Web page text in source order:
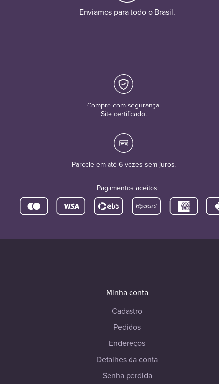
Enviamos para todo o Brasil.
Compre com segurança.
Site certificado.
Parcele em até 6 vezes sem juros.
Pagamentos aceitos
Minha conta
Cadastro
Pedidos
Endereços
Detalhes da conta
Senha perdida